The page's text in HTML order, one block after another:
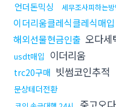
언더돈믹싱 세무조사피하는방
이더리움클레식클레식매입
해외선물현금인출 오다세
usdt매입 이더리움
trc20구매 빗썸코인추적
문상테더전환